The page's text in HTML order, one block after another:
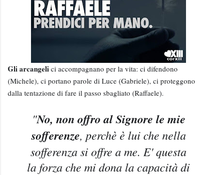
Gli arcangeli ci accompagnano per la vita: ci difendono
(Michele), ci portano parole di Luce (Gabriele), ci proteggono
dalla tentazione di fare il passo sbagliato (Raffaele).
"No, non offro al Signore le mie
sofferenze, perchè è lui che nella
sofferenza si offre a me. E' questa
la forza che mi dona la capacità di